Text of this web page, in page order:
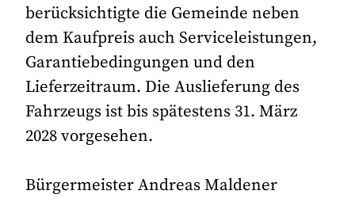
berücksichtigte die Gemeinde neben
dem Kaufpreis auch Serviceleistungen,
Garantiebedingungen und den
Lieferzeitraum. Die Auslieferung des
Fahrzeugs ist bis spätestens 31. März
2028 vorgesehen.
Bürgermeister Andreas Maldener